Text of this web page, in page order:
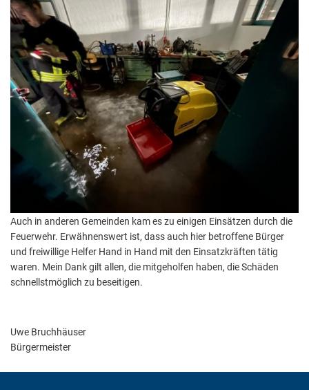
Auch in anderen Gemeinden kam es zu einigen Einsätzen durch die
Feuerwehr. Erwähnenswert ist, dass auch hier betroffene Bürger
und freiwillige Helfer Hand in Hand mit den Einsatzkräften tätig
waren. Mein Dank gilt allen, die mitgeholfen haben, die Schäden
schnellstmöglich zu beseitigen.
Uwe Bruchhäuser
Bürgermeister